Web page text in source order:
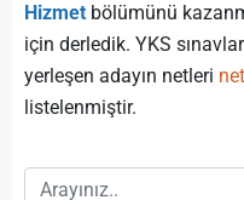
Hizmet bölümünü
için derledik. YKS
yerleşen adayın netleri
listelenmiştir.